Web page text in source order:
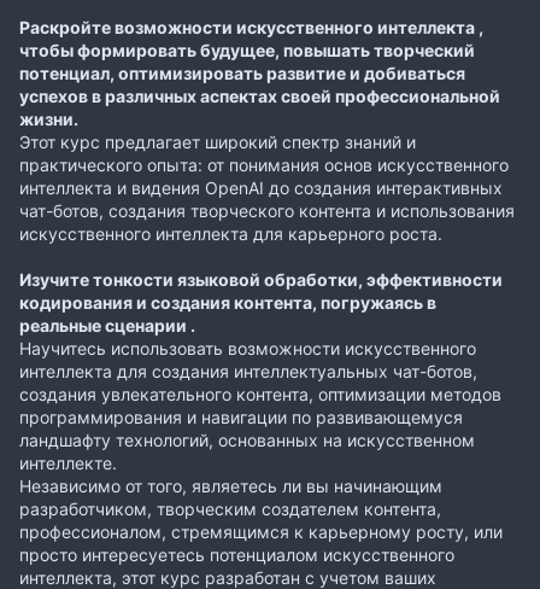
Раскройте возможности искусственного интеллекта ,
чтобы формировать будущее, повышать творческий
потенциал, оптимизировать развитие и добиваться
успехов в различных аспектах своей профессиональной
жизни.
Этот курс предлагает широкий спектр знаний и
практического опыта: от понимания основ искусственного
интеллекта и видения OpenAI до создания интерактивных
чат-ботов, создания творческого контента и использования
искусственного интеллекта для карьерного роста.
Изучите тонкости языковой обработки, эффективности
кодирования и создания контента, погружаясь в
реальные сценарии .
Научитесь использовать возможности искусственного
интеллекта для создания интеллектуальных чат-ботов,
создания увлекательного контента, оптимизации методов
программирования и навигации по развивающемуся
ландшафту технологий, основанных на искусственном
интеллекте.
Независимо от того, являетесь ли вы начинающим
разработчиком, творческим создателем контента,
профессионалом, стремящимся к карьерному росту, или
просто интересуетесь потенциалом искусственного
интеллекта, этот курс разработан с учетом ваших